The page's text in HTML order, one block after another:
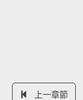
上一章節